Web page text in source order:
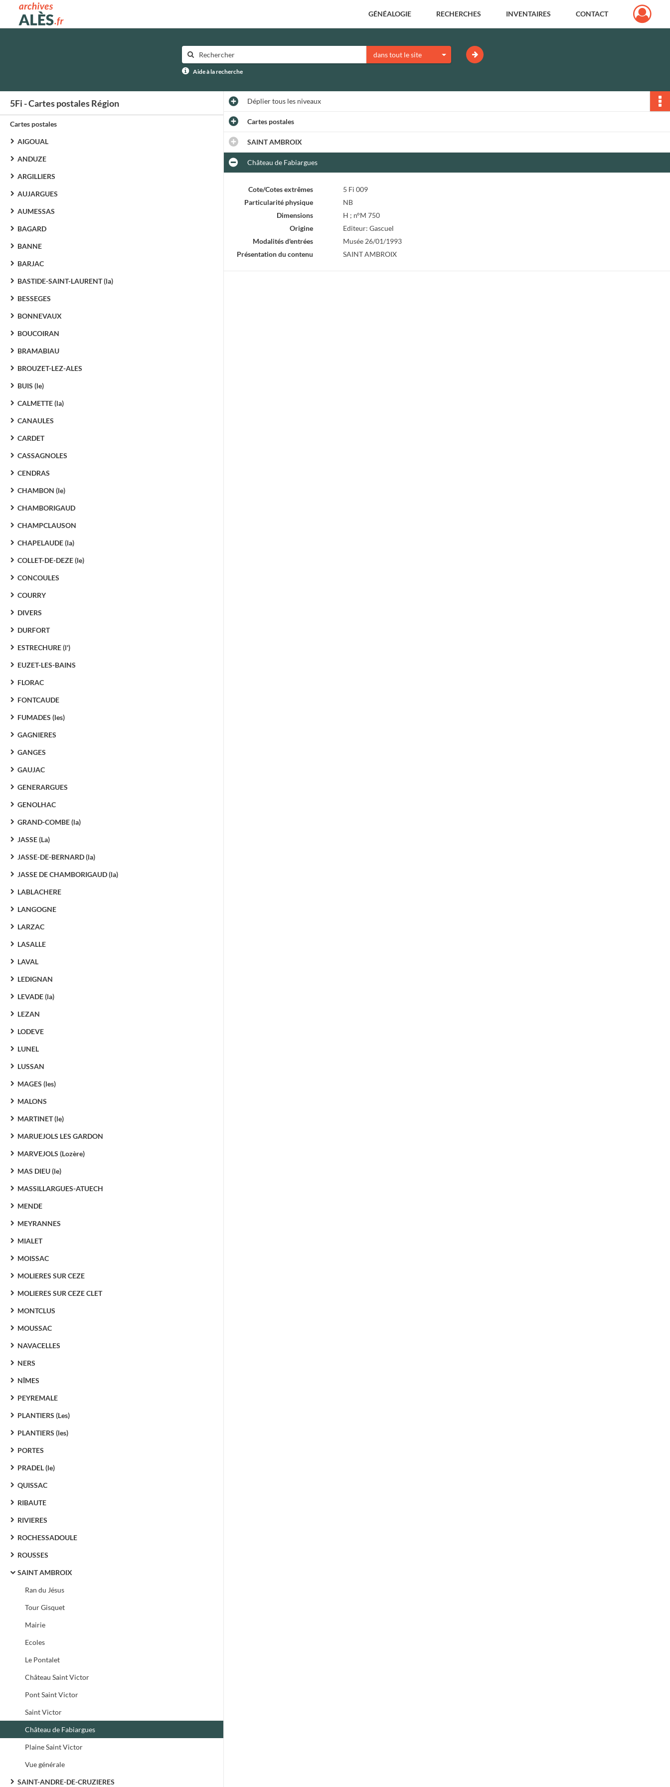
Archives municipales d'Alès GÉNÉALOGIE RECHERCHES INVENTAIRES CONTACT
dans tout le site
Aide à la recherche
5Fi - Cartes postales Région
Cartes postales
AIGOUAL
ANDUZE
ARGILLIERS
AUJARGUES
AUMESSAS
BAGARD
BANNE
BARJAC
BASTIDE-SAINT-LAURENT (la)
BESSEGES
BONNEVAUX
BOUCOIRAN
BRAMABIAU
BROUZET-LEZ-ALES
BUIS (le)
CALMETTE (la)
CANAULES
CARDET
CASSAGNOLES
CENDRAS
CHAMBON (le)
CHAMBORIGAUD
CHAMPCLAUSON
CHAPELAUDE (la)
COLLET-DE-DEZE (le)
CONCOULES
COURRY
DIVERS
DURFORT
ESTRECHURE (l')
EUZET-LES-BAINS
FLORAC
FONTCAUDE
FUMADES (les)
GAGNIERES
GANGES
GAUJAC
GENERARGUES
GENOLHAC
GRAND-COMBE (la)
JASSE (La)
JASSE-DE-BERNARD (la)
JASSE DE CHAMBORIGAUD (la)
LABLACHERE
LANGOGNE
LARZAC
LASALLE
LAVAL
LEDIGNAN
LEVADE (la)
LEZAN
LODEVE
LUNEL
LUSSAN
MAGES (les)
MALONS
MARTINET (le)
MARUEJOLS LES GARDON
MARVEJOLS (Lozère)
MAS DIEU (le)
MASSILLARGUES-ATUECH
MENDE
MEYRANNES
MIALET
MOISSAC
MOLIERES SUR CEZE
MOLIERES SUR CEZE CLET
MONTCLUS
MOUSSAC
NAVACELLES
NERS
NÎMES
PEYREMALE
PLANTIERS (Les)
PLANTIERS (les)
PORTES
PRADEL (le)
QUISSAC
RIBAUTE
RIVIERES
ROCHESSADOULE
ROUSSES
SAINT AMBROIX
Ran du Jésus
Tour Gisquet
Mairie
Ecoles
Le Pontalet
Château Saint Victor
Pont Saint Victor
Saint Victor
Château de Fabiargues
Plaine Saint Victor
Vue générale
SAINT-ANDRE-DE-CRUZIERES
Dépliertous les niveaux
Cartes postales
SAINT AMBROIX
Château de Fabiargues
Cote/Cotes extrêmes
5 Fi 009
Particularité physique
NB
Dimensions
H ; n°M 750
Origine
Editeur: Gascuel
Modalités d'entrées
Musée 26/01/1993
Présentation du contenu
SAINT AMBROIX